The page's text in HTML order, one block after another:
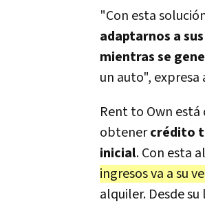
"Con esta
adaptarnos a
mientras se
un auto", expresa
Rent to Own
obtenercrédito
inicial. Con esta
ingresos va a su
alquiler. Desde